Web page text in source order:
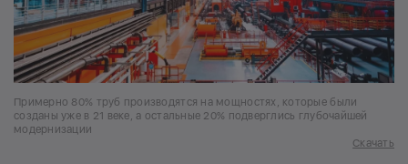
Примерно 80% труб производятся на мощностях, которые были
созданы уже в 21 веке, а остальные 20% подверглись глубочайшей
модернизации
Скачать